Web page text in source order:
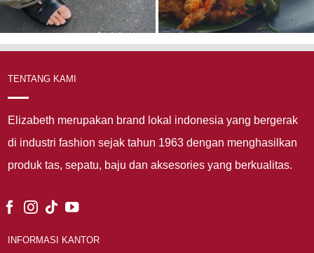
TENTANG KAMI
Elizabeth merupakan brand lokal indonesia yang bergerak
di industri fashion sejak tahun 1963 dengan menghasilkan
produk tas, sepatu, baju dan aksesories yang berkualitas.
INFORMASI KANTOR